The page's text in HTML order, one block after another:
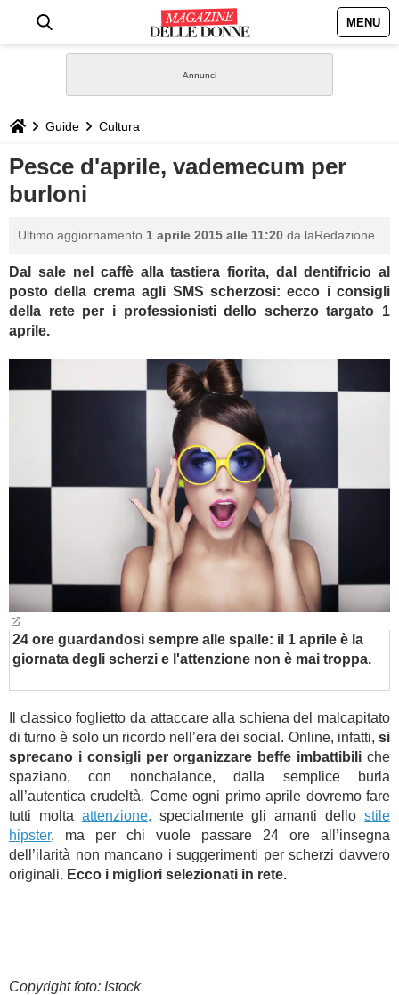
MENU
STILE
BIOGRAFIE
GASTRONOMIA
CAPELLI
SESSO
Guide Cultura
Pesce d'aprile, vademecum per
burloni
Ultimo aggiornamento 1 aprile 2015 alle 11:20 da laRedazione.
Dal sale nel caffè alla tastiera fiorita, dal dentifricio al
posto della crema agli SMS scherzosi: ecco i consigli
della rete per i professionisti dello scherzo targato 1
aprile.
24 ore guardandosi sempre alle spalle: il 1 aprile è la
giornata degli scherzi e l'attenzione non è mai troppa.
Il classico foglietto da attaccare alla schiena del malcapitato
di turno è solo un ricordo nell’era dei social. Online, infatti, si
sprecano i consigli per organizzare beffe imbattibili che
spaziano, con nonchalance, dalla semplice burla
all’autentica crudeltà. Come ogni primo aprile dovremo fare
tutti molta attenzione, specialmente gli amanti dellostile
hipster, ma per chi vuole passare 24 ore all’insegna
dell’ilarità non mancano i suggerimenti per scherzi davvero
originali. Ecco i migliori selezionati in rete.
Copyright foto: Istock